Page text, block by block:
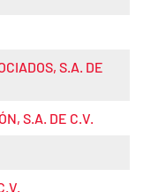
S.A. DE
S.A. DE C.V.